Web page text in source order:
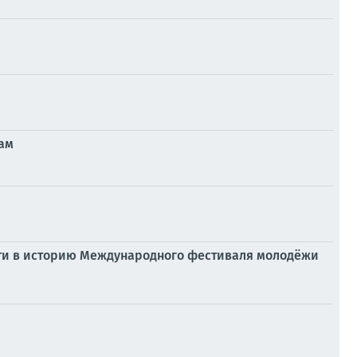
в историю Международного фестиваля молодёжи